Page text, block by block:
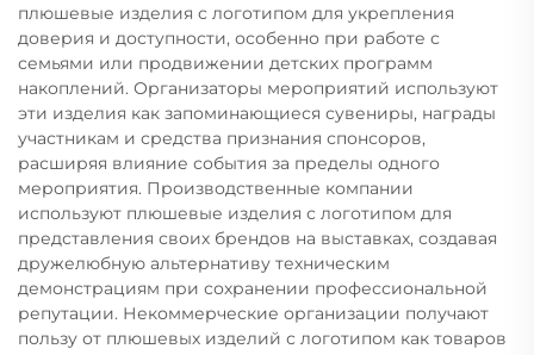
плюшевые изделия с логотипом для укрепления
доверия и доступности, особенно при работе с
семьями или продвижении детских программ
накоплений. Организаторы мероприятий используют
эти изделия как запоминающиеся сувениры, награды
участникам и средства признания спонсоров,
расширяя влияние события за пределы одного
мероприятия. Производственные компании
используют плюшевые изделия с логотипом для
представления своих брендов на выставках, создавая
дружелюбную альтернативу техническим
демонстрациям при сохранении профессиональной
репутации. Некоммерческие организации получают
пользу от плюшевых изделий с логотипом как товаров